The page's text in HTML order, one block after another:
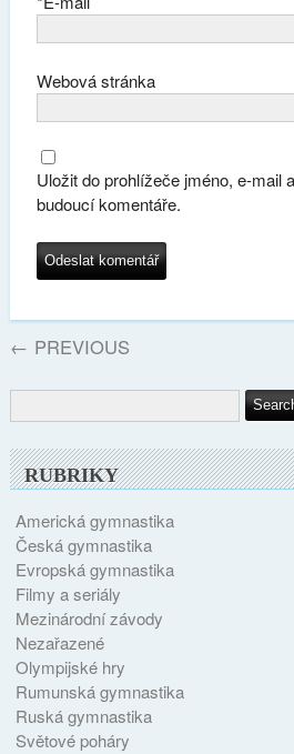
Webová stránka
Uložit do prohlížeče jméno, e-mail
budoucí komentáře.
← PREVIOUS
RUBRIKY
Americká gymnastika
Česká gymnastika
Evropská gymnastika
Filmy a seriály
Mezinárodní závody
Nezařazené
Olympijské hry
Rumunská gymnastika
Ruská gymnastika
Světové poháry